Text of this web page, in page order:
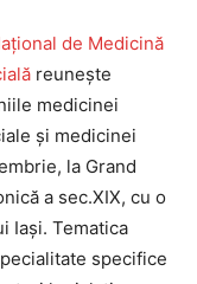
de Medicină
reunește
medicinei
şi medicinei
la Grand
a sec.XIX, cu o
Iași. Tematica
specifice